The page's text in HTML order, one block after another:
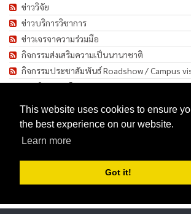
This website uses cookies to ensure
the best experience on our website.
Learn more
Got it!
ข่าววิจัย
ข่าวบริการวิชาการ
ข่าวเจรจาความร่วมมือ
กิจกรรมส่งเสริมความเป็นนานาชาติ
กิจกรรมประชาสัมพันธ์ Roadshow / Campus
ภาพกิจกรรม/โครงการ
ทำนุบำรุงศิลปวัฒนธรรม
ข่าวประกาศรับสมัครงาน
มาตรการป้องกันการแพร่ระบาดของเชื้อโรค